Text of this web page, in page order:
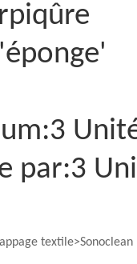
par:3
textile Sonoclean